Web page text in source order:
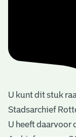
U kunt dit stuk
Stadsarchief
U heeft daarvoor